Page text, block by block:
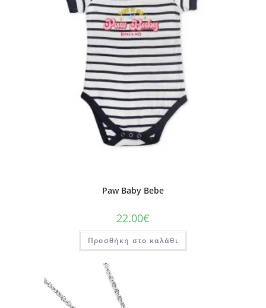
Paw Baby Bebe
22.00€
Προσθήκη στο καλάθι